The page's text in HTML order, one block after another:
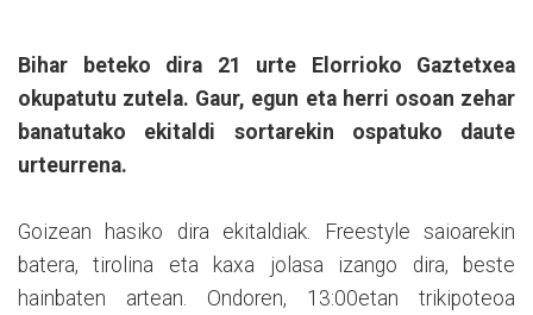
Bihar beteko dira 21 urte Elorrioko Gaztetxea
okupatutu zutela. Gaur, egun eta herri osoan zehar
banatutako ekitaldi sortarekin ospatuko daute
urteurrena.
Goizean hasiko dira ekitaldiak. Freestyle saioarekin
batera, tirolina eta kaxa jolasa izango dira, beste
hainbaten artean. Ondoren, 13:00etan trikipoteoa